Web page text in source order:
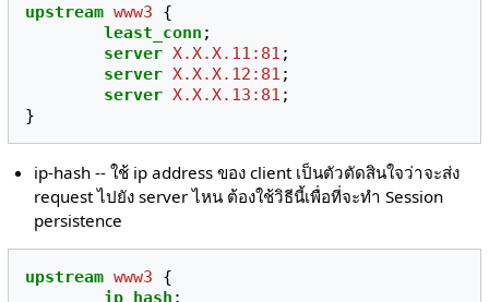
upstream www3
{
least_conn ;
server X.X.X.11:81 ;
server X.X.X.12:81 ;
server X.X.X.13:81 ;
}
ip-hash -- ใช้ ip address ของ client เป็นตัวตัดสินใจว่าจะส่ง
request ไปยัง server ไหน ต้องใช้วิธีนี้เพื่อที่จะทำ Session
persistence
upstream www3
{
ip_hash ;